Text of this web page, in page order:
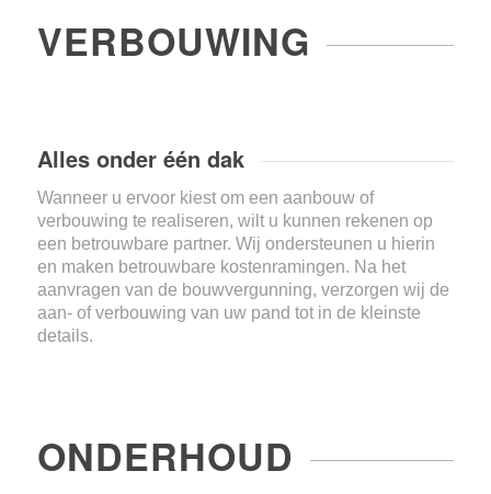
VERBOUWING
Alles onder één dak
Wanneer u ervoor kiest om een aanbouw of
verbouwing te realiseren, wilt u kunnen rekenen op
een betrouwbare partner. Wij ondersteunen u hierin
en maken betrouwbare kostenramingen. Na het
aanvragen van de bouwvergunning, verzorgen wij de
aan- of verbouwing van uw pand tot in de kleinste
details.
ONDERHOUD